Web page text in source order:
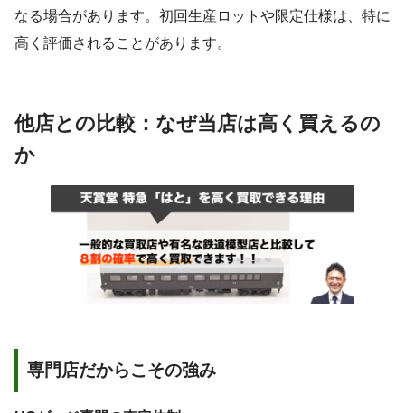
なる場合があります。初回生産ロットや限定仕様は、特に
高く評価されることがあります。
他店との比較：なぜ当店は高く買えるの
か
専門店だからこその強み